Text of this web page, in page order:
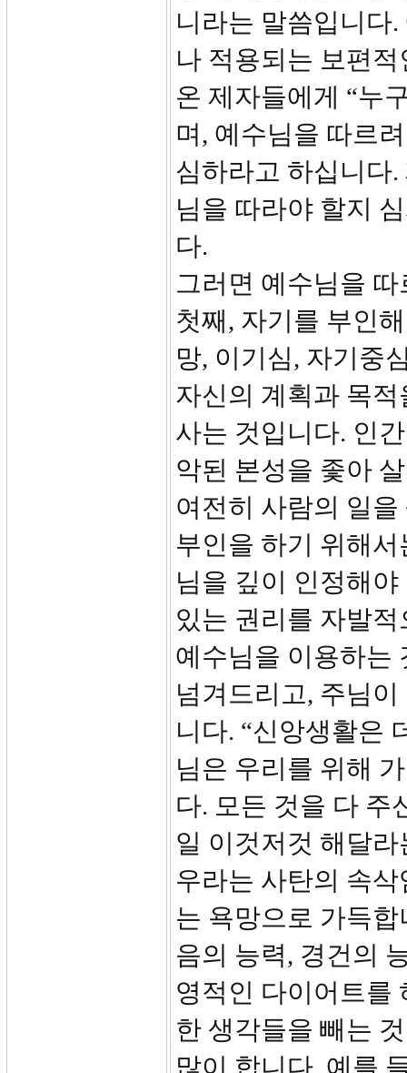
니라는 말씀입니다
나 적용되는 보편
온 제자들에게 “누
며, 예수님을 따르
심하라고 하십니다
님을 따라야 할지
다.
그러면 예수님을
첫째, 자기를 부인
망, 이기심, 자기중
자신의 계획과 목
사는 것입니다. 인
악된 본성을 좇아
여전히 사람의 일
부인을 하기 위해
님을 깊이 인정해
있는 권리를 자발
예수님을 이용하는
넘겨드리고, 주님
니다. “신앙생활은
님은 우리를 위해
다. 모든 것을 다 주
일 이것저것 해달
우라는 사탄의 속
는 욕망으로 가득
음의 능력, 경건의
영적인 다이어트를
한 생각들을 빼는
많이 합니다. 예를